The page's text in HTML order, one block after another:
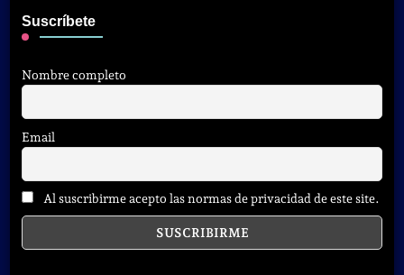
Suscríbete
Nombre completo
Email
Al suscribirme acepto las normas de privacidad de este site.